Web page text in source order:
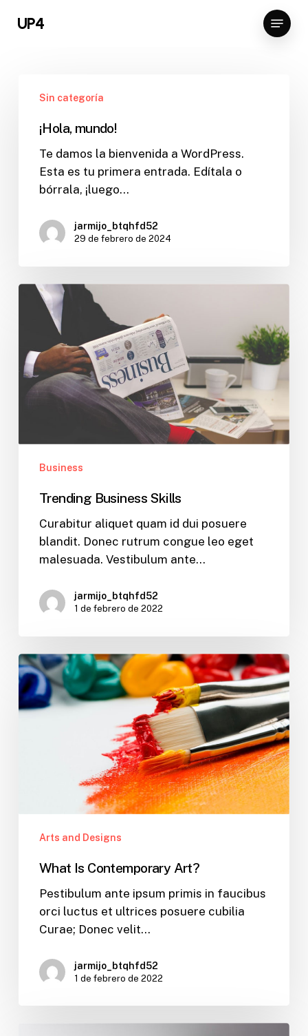
UP4 Menu
mundo!
Sin categoría
¡Hola, mundo!
Te damos la bienvenida a WordPress.
Esta es tu primera entrada. Edítala o
bórrala, ¡luego…
jarmijo_btqhfd52
29 de febrero de 2024
Trending
Business
Business
Trending Business Skills
Curabitur aliquet quam id dui posuere
blandit. Donec rutrum congue leo eget
malesuada. Vestibulum ante…
jarmijo_btqhfd52
1 de febrero de 2022
What
Is
Contemporary
Art?
Arts and Designs
What Is Contemporary Art?
Pestibulum ante ipsum primis in faucibus
orci luctus et ultrices posuere cubilia
Curae; Donec velit…
jarmijo_btqhfd52
1 de febrero de 2022